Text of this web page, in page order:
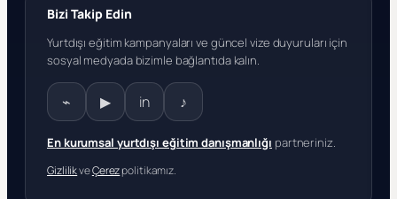
Bizi Takip Edin
Yurtdışı eğitim kampanyaları ve güncel vize duyuruları için
sosyal medyada bizimle bağlantıda kalın.
⌁ ▶ in ♪
En kurumsal yurtdışı eğitim danışmanlığı partneriniz.
GizlilikveÇerezpolitikamız.